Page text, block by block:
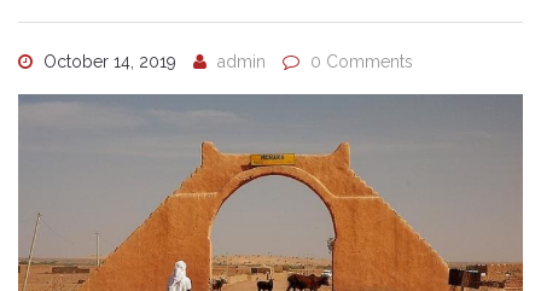
October 14, 2019 admin 0 Comments